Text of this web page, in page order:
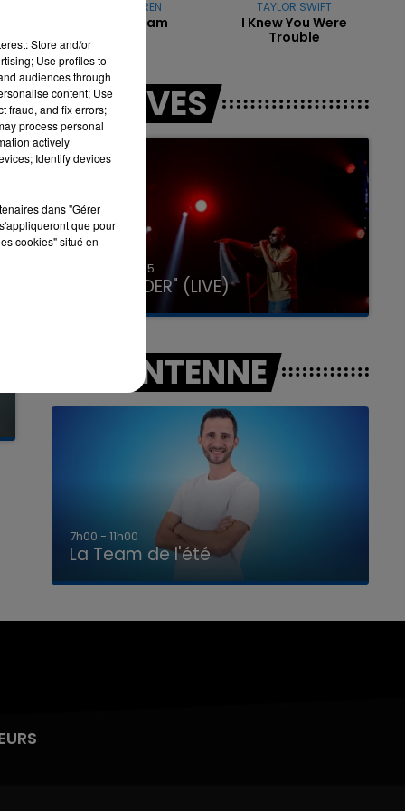
7h00 - 11h00
LA TEAM DE L'ÉTÉ
ALEX WARREN
Fever Dream
TAYLOR SWIFT
I Knew You Were
Trouble
LES LIVES
31 janvier 2025
GIMS "SPIDER" (LIVE)
A L'ANTENNE
7h00 - 11h00
La Team de l'été
Store and/or
Use profiles to
audiences through
content; Use
fraud, and fix errors;
process personal
actively
Identify devices
dans "Gérer
que pour
cookies" situé en